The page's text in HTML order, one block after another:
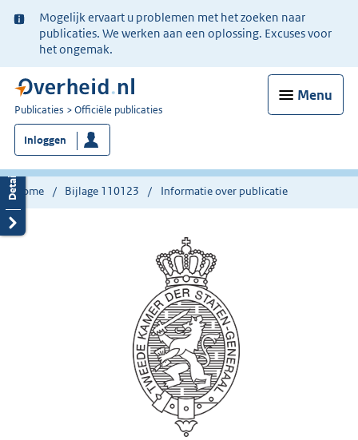
Ter
informatie:
Mogelijk ervaart u problemen met het zoeken naar
publicaties. We werken aan een oplossing. Excuses voor
het ongemak.
Menu
U
bent
nu
hier:
Publicaties Officiële publicaties
Inloggen
Home Bijlage 110123 Informatie over publicatie